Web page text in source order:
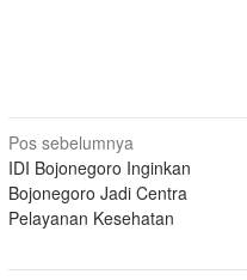
Navigasi
pos
Pos sebelumnya
IDI Bojonegoro Inginkan
Bojonegoro Jadi Centra
Pelayanan Kesehatan